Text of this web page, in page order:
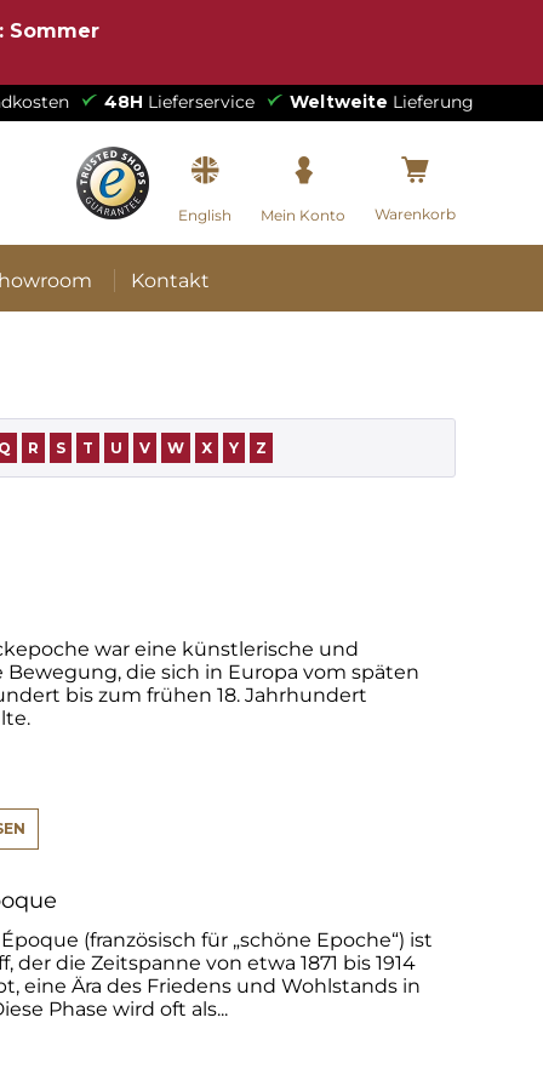
Sommer
48H Lieferservice Weltweite Lieferung
English Mein Konto Warenkorb
Kontakt
R S T U V W X Y Z
war eine künstlerische und
die sich in Europa vom späten
bis zum frühen 18. Jahrhundert
(französisch für „schöne Epoche“) ist
der die Zeitspanne von etwa 1871 bis 1914
eine Ära des Friedens und Wohlstands in
Phase wird oft als...